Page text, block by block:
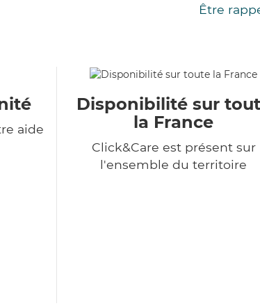
Être
aide
Disponibilité sur
la France
Click&Care est présent sur
l'ensemble du territoire